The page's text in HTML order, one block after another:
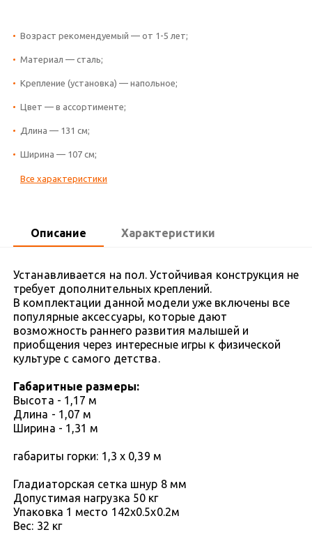
Возраст рекомендуемый — от 1-5 лет;
Материал — сталь;
Крепление (установка) — напольное;
Цвет — в ассортименте;
Длина — 131 см;
Ширина — 107 см;
Все характеристики
Описание Характеристики
Устанавливается на пол. Устойчивая конструкция не
требует дополнительных креплений.
В комплектации данной модели уже включены все
популярные аксессуары, которые дают
возможность раннего развития малышей и
приобщения через интересные игры к физической
культуре с самого детства.
Габаритные размеры:
Высота - 1,17 м
Длина - 1,07 м
Ширина - 1,31 м
габариты горки: 1,3 х 0,39 м
Гладиаторская сетка шнур 8 мм
Допустимая нагрузка 50 кг
Упаковка 1 место 142х0.5х0.2м
Вес: 32 кг